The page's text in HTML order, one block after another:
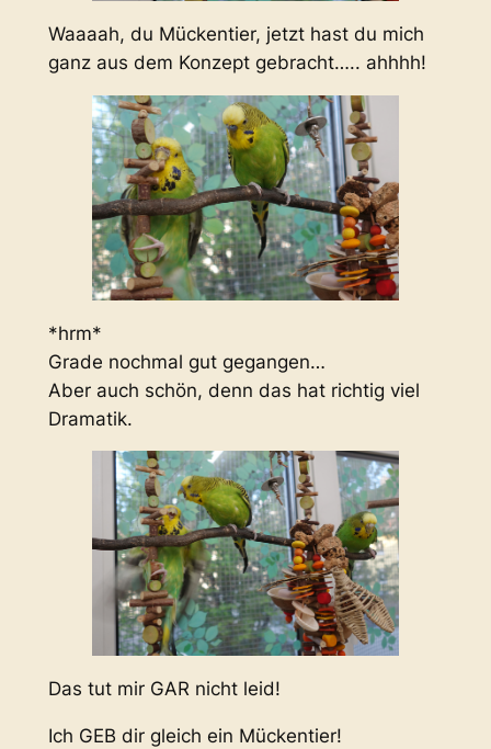
Waaaah, du Mückentier, jetzt hast du mich
ganz aus dem Konzept gebracht….. ahhhh!
*hrm*
Grade nochmal gut gegangen…
Aber auch schön, denn das hat richtig viel
Dramatik.
Das tut mir GAR nicht leid!
Ich GEB dir gleich ein Mückentier!